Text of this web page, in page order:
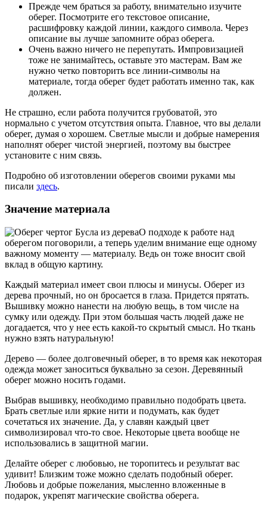
Прежде чем браться за работу, внимательно изучите
оберег. Посмотрите его текстовое описание,
расшифровку каждой линии, каждого символа. Через
описание вы лучше запомните образ оберега.
Очень важно ничего не перепутать. Импровизацией
тоже не занимайтесь, оставьте это мастерам. Вам же
нужно четко повторить все линии-символы на
материале, тогда оберег будет работать именно так, как
должен.
Не страшно, если работа получится грубоватой, это
нормально с учетом отсутствия опыта. Главное, что вы делали
оберег, думая о хорошем. Светлые мысли и добрые намерения
наполнят оберег чистой энергией, поэтому вы быстрее
установите с ним связь.
Подробно об изготовлении оберегов своими руками мы
писали здесь.
Значение материала
О подходе к работе над
оберегом поговорили, а теперь уделим внимание еще одному
важному моменту — материалу. Ведь он тоже вносит свой
вклад в общую картину.
Каждый материал имеет свои плюсы и минусы. Оберег из
дерева прочный, но он бросается в глаза. Придется прятать.
Вышивку можно нанести на любую вещь, в том числе на
сумку или одежду. При этом большая часть людей даже не
догадается, что у нее есть какой-то скрытый смысл. Но ткань
нужно взять натуральную!
Дерево — более долговечный оберег, в то время как некоторая
одежда может заноситься буквально за сезон. Деревянный
оберег можно носить годами.
Выбрав вышивку, необходимо правильно подобрать цвета.
Брать светлые или яркие нити и подумать, как будет
сочетаться их значение. Да, у славян каждый цвет
символизировал что-то свое. Некоторые цвета вообще не
использовались в защитной магии.
Делайте оберег с любовью, не торопитесь и результат вас
удивит! Близким тоже можно сделать подобный оберег.
Любовь и добрые пожелания, мысленно вложенные в
подарок, укрепят магические свойства оберега.